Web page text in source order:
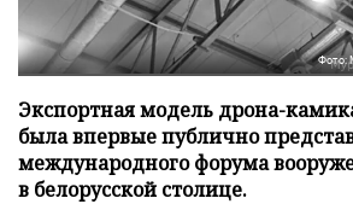
Фото:
Экспортная модель дрона-
была впервые публично
международного форума
в белорусской столице.